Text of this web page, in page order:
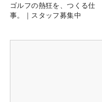
ゴルフの熱狂を、つくる仕
事。｜スタッフ募集中